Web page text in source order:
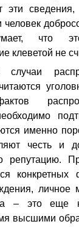
эти
что
клеветой не
именно
честь и
репутацию.
конкретных
личное
– это еще
высшими